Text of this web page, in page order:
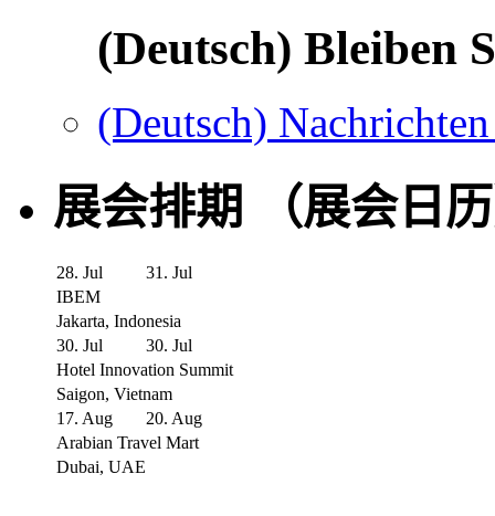
(Deutsch) Bleiben
(Deutsch)
展会排期 （展会日
28. Jul
31. Jul
IBEM
Jakarta, Indonesia
30. Jul
30. Jul
Hotel Innovation Summit
Saigon, Vietnam
17. Aug
20. Aug
Arabian Travel Mart
Dubai, UAE